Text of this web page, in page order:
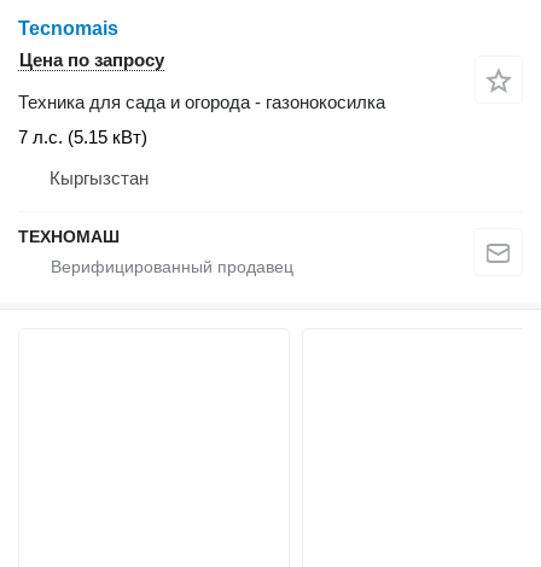
Tecnomais
Цена по запросу
Техника для сада и огорода - газонокосилка
7 л.с. (5.15 кВт)
Кыргызстан
ТЕХНОМАШ